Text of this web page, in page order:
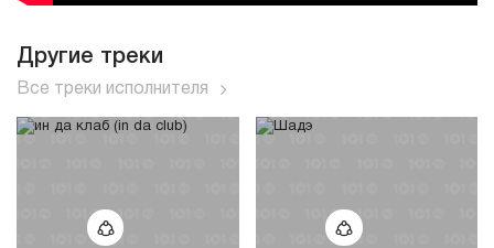
Другие треки
Все треки исполнителя